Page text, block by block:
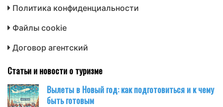
Политика конфиденциальности
Файлы cookie
Договор агентский
Статьи и новости о туризме
Вылеты в Новый год: как подготовиться и к чему
быть готовым